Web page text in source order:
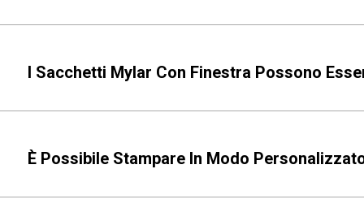
I Sacchetti Mylar Con Finestra Possono
È Possibile Stampare In Modo